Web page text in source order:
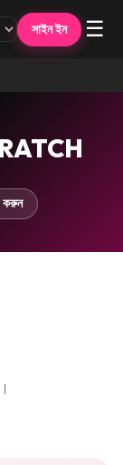
সাইন ইন ☰
করুন